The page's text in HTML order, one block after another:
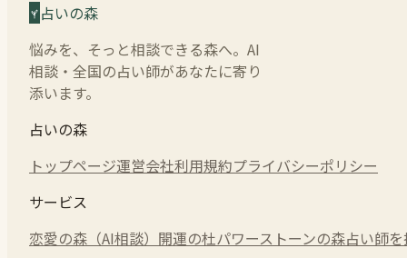
占いの森
悩みを、そっと相談できる森へ。AI
相談・全国の占い師があなたに寄り
添います。
占いの森
トップページ運営会社利用規約プライバシーポリシー
サービス
恋愛の森（AI相談） 開運の杜パワーストーンの森占い師